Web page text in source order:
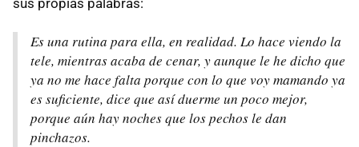
Es una rutina para ella, en realidad. Lo hace viendo la
tele, mientras acaba de cenar, y aunque le he dicho que
ya no me hace falta porque con lo que voy mamando ya
es suficiente, dice que así duerme un poco mejor,
porque aún hay noches que los pechos le dan
pinchazos.